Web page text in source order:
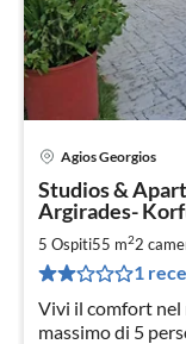
Agios Georgios
Studios &
Argirades-
5 Ospiti55 m22
1
Vivi il comfort nel
massimo di 5